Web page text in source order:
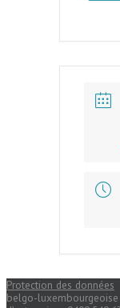
Protection des données
belgo-luxembourgeoise